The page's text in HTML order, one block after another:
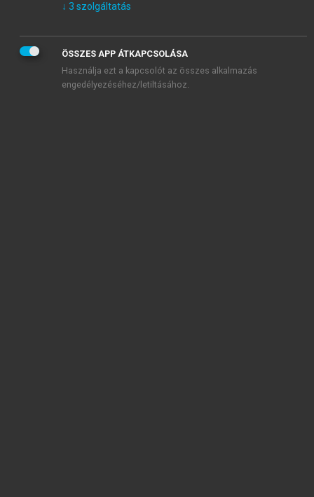
KIPRÓBÁLOM
↓ 3 szolgáltatás
ÖSSZES APP ÁTKAPCSOLÁSA
Használja ezt a kapcsolót az összes alkalmazás
engedélyezéséhez/letiltásához.